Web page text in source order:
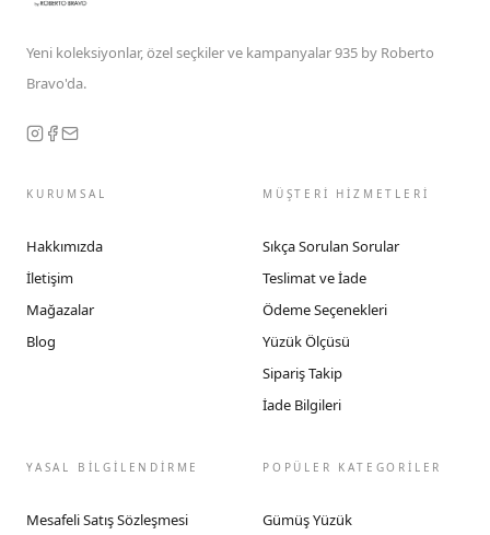
Yeni koleksiyonlar, özel seçkiler ve kampanyalar 935 by Roberto
Bravo'da.
KURUMSAL
Hakkımızda
İletişim
Mağazalar
Blog
MÜŞTERİ HİZMETLERİ
Sıkça Sorulan Sorular
Teslimat ve İade
Ödeme Seçenekleri
Yüzük Ölçüsü
Sipariş Takip
İade Bilgileri
YASAL BİLGİLENDİRME
Mesafeli Satış Sözleşmesi
POPÜLER KATEGORİLER
Gümüş Yüzük